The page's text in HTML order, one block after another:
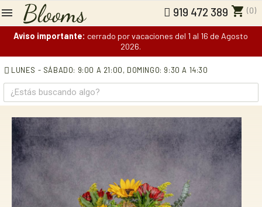
919 472 389 shopping_cart (0)
Aviso importante: cerrado por vacaciones del 1 al 16 de Agosto
2026.
LUNES - SÁBADO: 9:00 A 21:00, DOMINGO: 9:30 A 14:30